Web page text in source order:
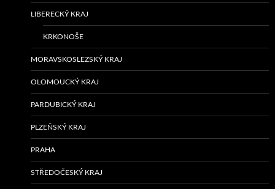
LIBERECKÝ KRAJ
KRKONOŠE
MORAVSKOSLEZSKÝ KRAJ
OLOMOUCKÝ KRAJ
PARDUBICKÝ KRAJ
PLZEŇSKÝ KRAJ
PRAHA
STŘEDOČESKÝ KRAJ